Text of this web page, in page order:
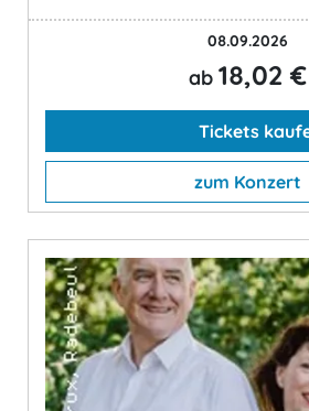
08.09.2026
ab 18,02 €
Tickets
zum Konzert